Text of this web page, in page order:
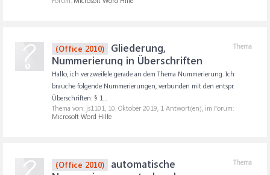
Thema
(Office 2010)
Gliederung,
Nummerierung in Überschriften
Hallo, ich verzweifele gerade an dem Thema Nummerierung. Ich
brauche folgende Nummerierungen, verbunden mit den entspr.
Überschriften: § 1...
Thema von: js1101, 10. Oktober 2019, 1 Antwort(en), im Forum:
Microsoft Word Hilfe
Thema
(Office 2010)
automatische